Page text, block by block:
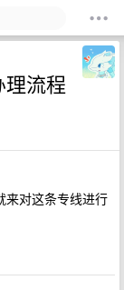
流程
来对这条专线进行